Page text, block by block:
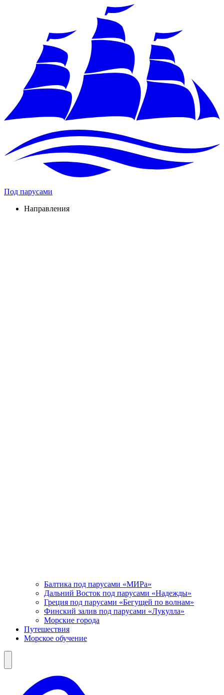
Под парусами
Направления
Балтика под парусами «МИРа»
Дальний Восток под парусами «Надежды»
Греция под парусами «Бегущей по волнам»
Финский залив под парусами «Лукулла»
Морские города
Путешествия
Морское обучение